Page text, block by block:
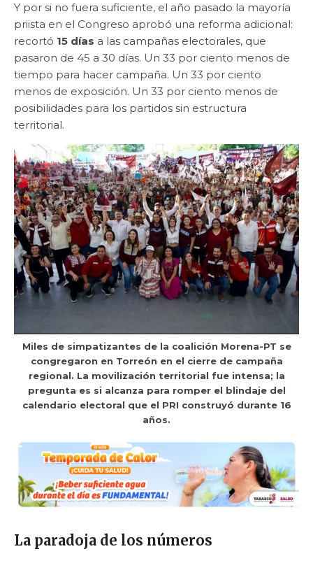
Y por si no fuera suficiente, el año pasado la mayoría
priista en el Congreso aprobó una reforma adicional:
recortó 15 días a las campañas electorales, que
pasaron de 45 a 30 días. Un 33 por ciento menos de
tiempo para hacer campaña. Un 33 por ciento
menos de exposición. Un 33 por ciento menos de
posibilidades para los partidos sin estructura
territorial.
Miles de simpatizantes de la coalición Morena-PT se
congregaron en Torreón en el cierre de campaña
regional. La movilización territorial fue intensa; la
pregunta es si alcanza para romper el blindaje del
calendario electoral que el PRI construyó durante 16
años.
La paradoja de los números